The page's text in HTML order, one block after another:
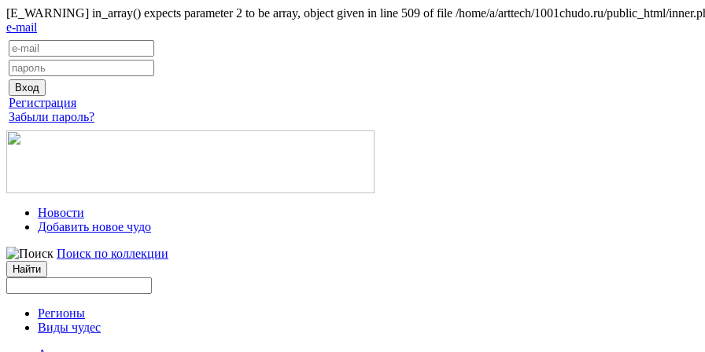
[E_WARNING] in_array() expects parameter 2 to be array, object given in line 509 of file /home/a/arttech/1001chudo.ru/public_html/
e-mail
Регистрация
Забыли пароль?
Новости
Добавить новое чудо
Поиск по коллекции
Регионы
Виды чудес